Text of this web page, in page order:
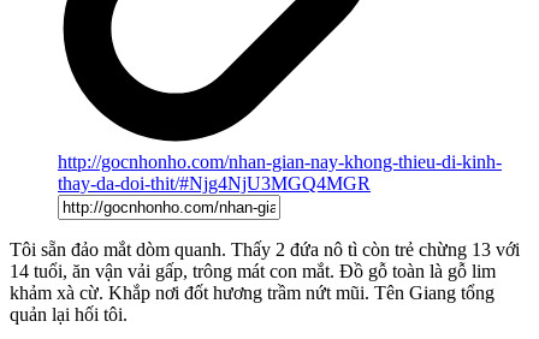
http://gocnhonho.com/nhan-gian-nay-khong-thieu-di-kinh-
thay-da-doi-thit/#Njg4NjU3MGQ4MGR
Tôi sẵn đảo mắt dòm quanh. Thấy 2 đứa nô tì còn trẻ chừng 13 với
14 tuổi, ăn vận vải gấp, trông mát con mắt. Đồ gỗ toàn là gỗ lim
khảm xà cừ. Khắp nơi đốt hương trầm nứt mũi. Tên Giang tổng
quản lại hối tôi.